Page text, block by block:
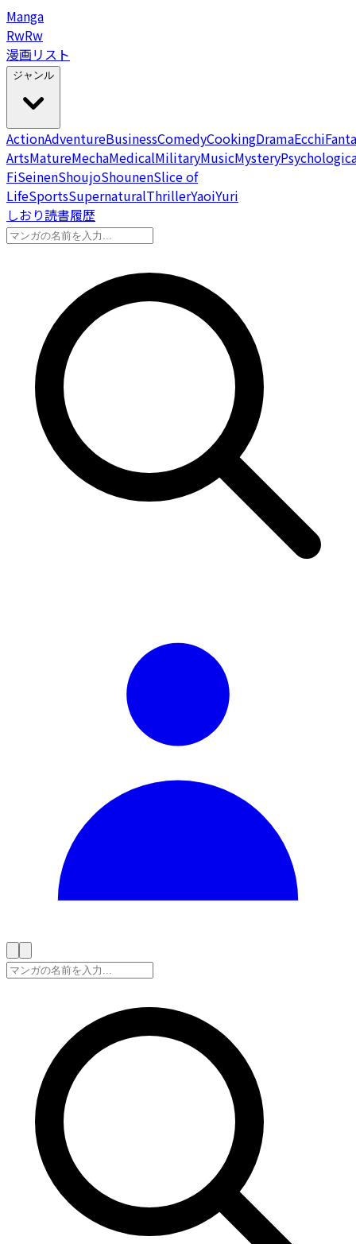
Manga
RwRw
漫画リスト
ジャンル
ActionAdventureBusinessComedyCookingDramaEcchi
ArtsMatureMechaMedicalMilitaryMusicMystery
FiSeinenShoujoShounenSlice of
LifeSportsSupernaturalThrillerYaoiYuri
しおり読書履歴